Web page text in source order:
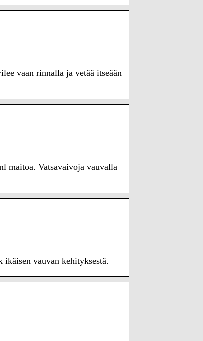
vaan rinnalla ja vetää itseään
maitoa. Vatsavaivoja vauvalla
vauvan kehityksestä.